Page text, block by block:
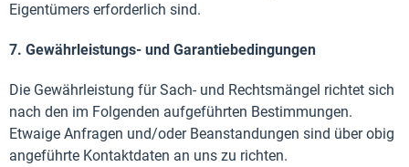
Eigentümers erforderlich sind.
7. Gewährleistungs- und Garantiebedingungen
Die Gewährleistung für Sach- und Rechtsmängel richtet sich
nach den im Folgenden aufgeführten Bestimmungen.
Etwaige Anfragen und/oder Beanstandungen sind über obig
angeführte Kontaktdaten an uns zu richten.